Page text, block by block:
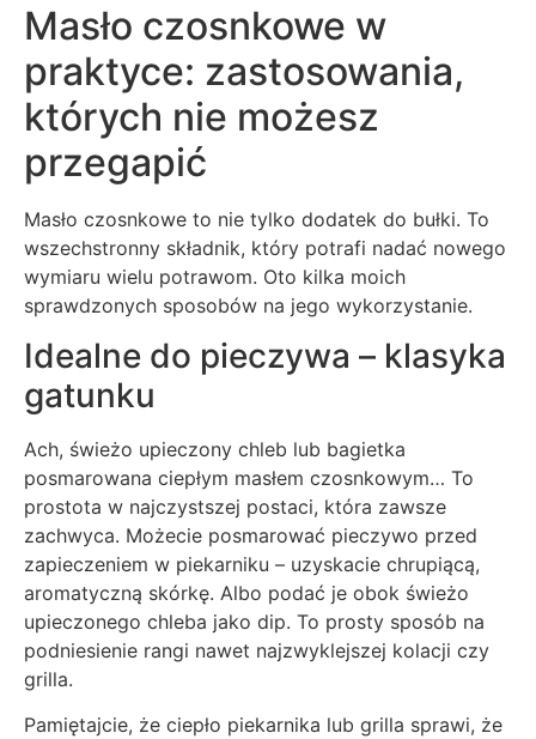
Masło czosnkowe w
praktyce: zastosowania,
których nie możesz
przegapić
Masło czosnkowe to nie tylko dodatek do bułki. To
wszechstronny składnik, który potrafi nadać nowego
wymiaru wielu potrawom. Oto kilka moich
sprawdzonych sposobów na jego wykorzystanie.
Idealne do pieczywa – klasyka
gatunku
Ach, świeżo upieczony chleb lub bagietka
posmarowana ciepłym masłem czosnkowym… To
prostota w najczystszej postaci, która zawsze
zachwyca. Możecie posmarować pieczywo przed
zapieczeniem w piekarniku – uzyskacie chrupiącą,
aromatyczną skórkę. Albo podać je obok świeżo
upieczonego chleba jako dip. To prosty sposób na
podniesienie rangi nawet najzwyklejszej kolacji czy
grilla.
Pamiętajcie, że ciepło piekarnika lub grilla sprawi, że